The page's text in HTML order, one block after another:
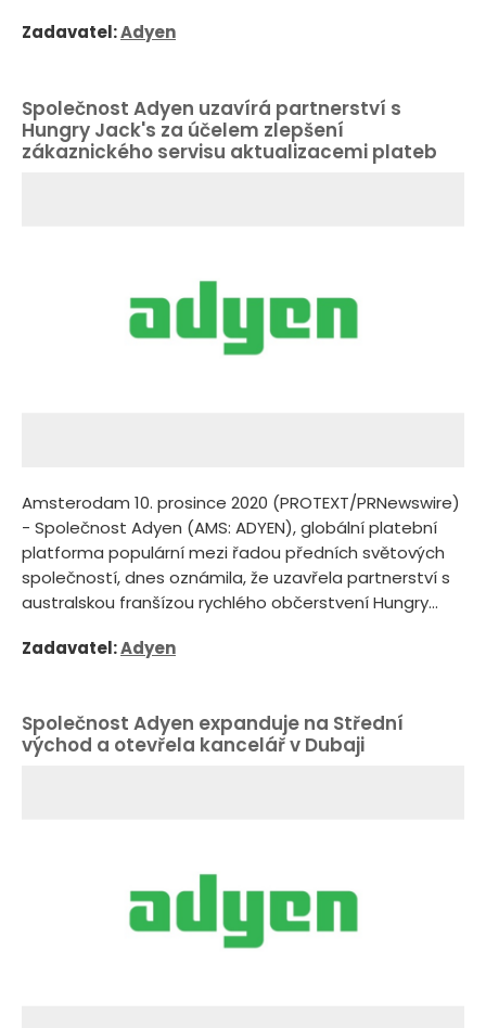
Zadavatel:Adyen
Společnost Adyen uzavírá partnerství s
Hungry Jack's za účelem zlepšení
zákaznického servisu aktualizacemi plateb
Amsterodam 10. prosince 2020 (PROTEXT/PRNewswire)
- Společnost Adyen (AMS: ADYEN), globální platební
platforma populární mezi řadou předních světových
společností, dnes oznámila, že uzavřela partnerství s
australskou franšízou rychlého občerstvení Hungry...
Zadavatel:Adyen
Společnost Adyen expanduje na Střední
východ a otevřela kancelář v Dubaji